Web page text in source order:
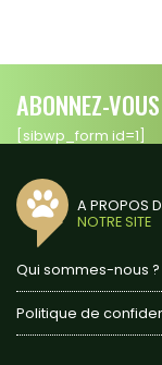
ABONNEZ-
[sibwp_form id=1]
A PROPOS
NOTRE SITE
Qui sommes-nous ?
Politique de